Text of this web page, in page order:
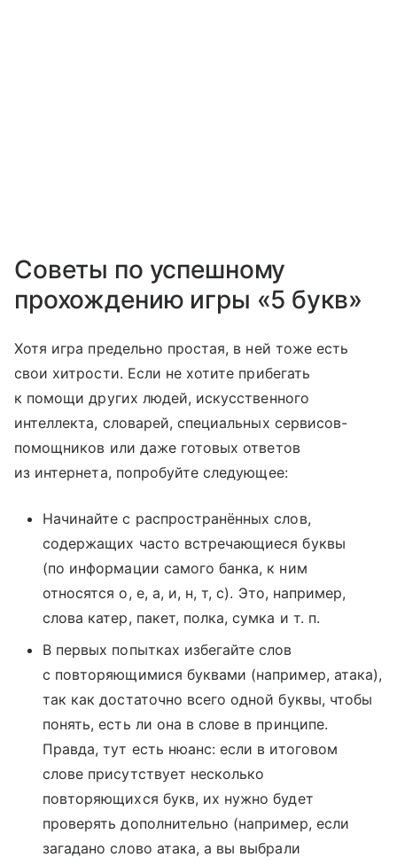
Советы по успешному
прохождению игры «5 букв»
Хотя игра предельно простая, в ней тоже есть
свои хитрости. Если не хотите прибегать
к помощи других людей, искусственного
интеллекта, словарей, специальных сервисов-
помощников или даже готовых ответов
из интернета, попробуйте следующее:
Начинайте с распространённых слов,
содержащих часто встречающиеся буквы
(по информации самого банка, к ним
относятся о, е, а, и, н, т, с). Это, например,
слова катер, пакет, полка, сумка и т. п.
В первых попытках избегайте слов
с повторяющимися буквами (например, атака),
так как достаточно всего одной буквы, чтобы
понять, есть ли она в слове в принципе.
Правда, тут есть нюанс: если в итоговом
слове присутствует несколько
повторяющихся букв, их нужно будет
проверять дополнительно (например, если
загадано слово атака, а вы выбрали